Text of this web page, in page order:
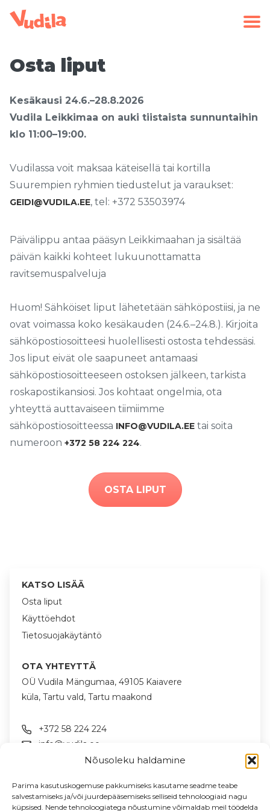
Nõusoleku haldamine
Parima kasutuskogemuse pakkumiseks kasutame seadme teabe
salvestamiseks ja/või juurdepääsemiseks selliseid tehnoloogiaid nagu
küpsised. Nende tehnoloogiatega nõustumine võimaldab meil töödelda
Osta liput
Kesäkausi 24.6.–28.8.2026
Vudila Leikkimaa on auki tiistaista sunnuntaihin
klo 11:00–19:00.
Vudilassa voit maksaa käteisellä tai kortilla
Suurempien ryhmien tiedustelut ja varaukset:
GEIDI@VUDILA.EE, tel: +372 53503974
Päivälippu antaa pääsyn Leikkimaahan ja sisältää
päivän kaikki kohteet lukuunottamatta
ravitsemuspalveluja
Huom! Sähköiset liput lähetetään sähköpostiisi, ja ne
ovat voimassa koko kesäkauden (24.6.–24.8.). Kirjoita
sähköpostiosoitteesi huolellisesti ostosta tehdessäsi.
Jos liput eivät ole saapuneet antamaasi
sähköpostiosoitteeseen ostoksen jälkeen, tarkista
roskapostikansiosi. Jos kohtaat ongelmia, ota
yhteyttä auttavaiseen tiimiimme
sähköpostiosoitteessa INFO@VUDILA.EE tai soita
numeroon +372 58 224 224.
OSTA LIPUT
KATSO LISÄÄ
Osta liput
Käyttöehdot
Tietosuojakäytäntö
OTA YHTEYTTÄ
OÜ Vudila Mängumaa, 49105 Kaiavere
küla, Tartu vald, Tartu maakond
+372 58 224 224
info@vudila.ee